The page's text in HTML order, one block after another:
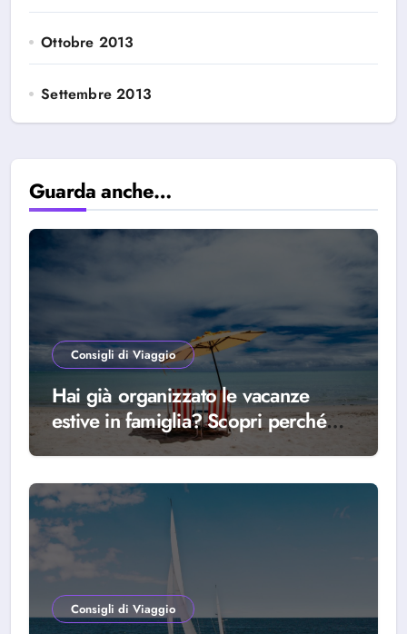
Ottobre 2013
Settembre 2013
Guarda anche…
Consigli di Viaggio
Hai già organizzato le vacanze
estive in famiglia? Scopri perché
scegliere Alba Adriatica
Consigli di Viaggio